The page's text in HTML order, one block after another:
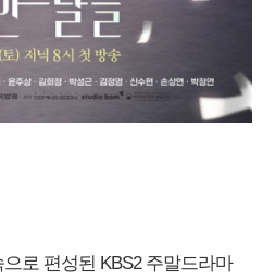
로 편성된 KBS2 주말드라마